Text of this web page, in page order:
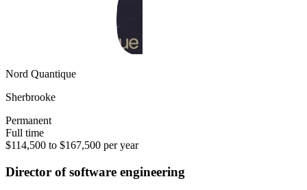
Nord Quantique
Sherbrooke
Permanent
Full time
$114,500 to $167,500 per year
Director of software engineering